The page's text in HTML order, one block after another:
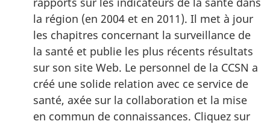
la région (en 2004 et en 2011). Il met à jour
les chapitres concernant la surveillance de
la santé et publie les plus récents résultats
sur son site Web. Le personnel de la CCSN a
créé une solide relation avec ce service de
santé, axée sur la collaboration et la mise
en commun de connaissances. Cliquez sur